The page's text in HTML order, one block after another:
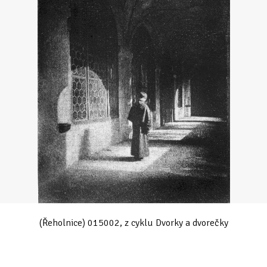
(Řeholnice) 015002, z cyklu Dvorky a dvorečky